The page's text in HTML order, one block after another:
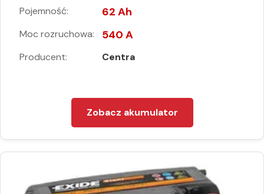
Pojemność: 62 Ah
Moc rozruchowa: 540 A
Producent: Centra
Zobacz akumulator